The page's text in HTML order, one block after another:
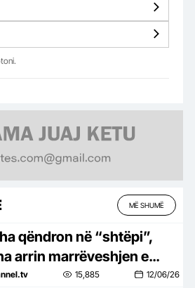
MË SHUMË
qëndron në “shtëpi”,
arrin marrëveshjen e
me sulmuesin kryesor
15,885 12/06/26